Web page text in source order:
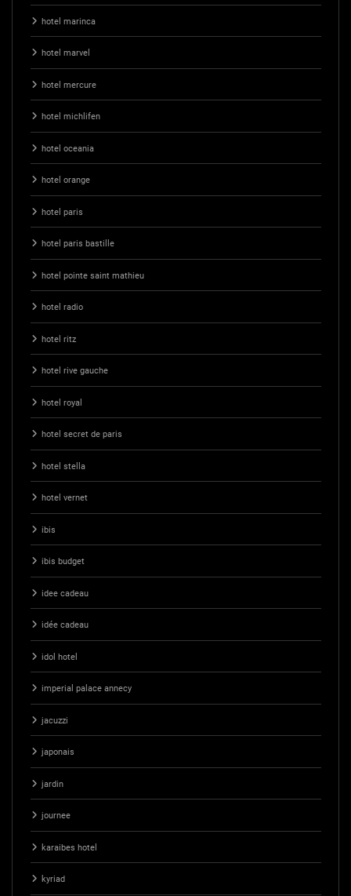
hotel marinca
hotel marvel
hotel mercure
hotel michlifen
hotel oceania
hotel orange
hotel paris
hotel paris bastille
hotel pointe saint mathieu
hotel radio
hotel ritz
hotel rive gauche
hotel royal
hotel secret de paris
hotel stella
hotel vernet
ibis
ibis budget
idee cadeau
idée cadeau
idol hotel
imperial palace annecy
jacuzzi
japonais
jardin
journee
karaibes hotel
kyriad